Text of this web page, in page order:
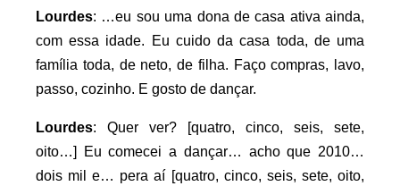
Lourdes: …eu sou uma dona de casa ativa ainda,
com essa idade. Eu cuido da casa toda, de uma
família toda, de neto, de filha. Faço compras, lavo,
passo, cozinho. E gosto de dançar.
Lourdes: Quer ver? [quatro, cinco, seis, sete,
oito…] Eu comecei a dançar… acho que 2010…
dois mil e… pera aí [quatro, cinco, seis, sete, oito,